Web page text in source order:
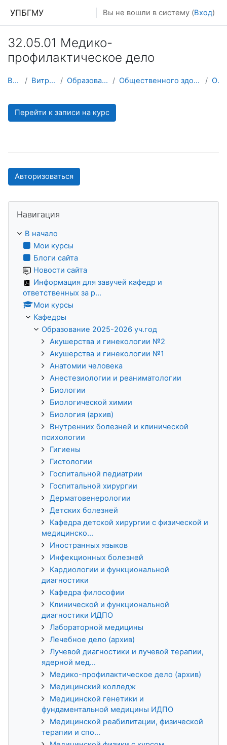
УПБГМУ Вы не вошли в систему (Вход)
32.05.01 Медико-
профилактическое дело
В начало Витрина курсов 3KL Образование 2025-2026 уч.год Общественного здоровья и организации здравоохранения О курсе
Перейти к записи на курс
Авторизоваться
Навигация
В начало
Мои курсы
Блоги сайта
Новости сайта
Информация для завучей кафедр и
ответственных за р...
Мои курсы
Кафедры
Образование 2025-2026 уч.год
Акушерства и гинекологии №2
Акушерства и гинекологии №1
Анатомии человека
Анестезиологии и реаниматологии
Биологии
Биологической химии
Биология (архив)
Внутренних болезней и клинической
психологии
Гигиены
Гистологии
Госпитальной педиатрии
Госпитальной хирургии
Дерматовенерологии
Детских болезней
Кафедра детской хирургии с физической и
медицинско...
Иностранных языков
Инфекционных болезней
Кардиологии и функциональной
диагностики
Кафедра философии
Клинической и функциональной
диагностики ИДПО
Лабораторной медицины
Лечебное дело (архив)
Лучевой диагностики и лучевой терапии,
ядерной мед...
Медико-профилактическое дело (архив)
Медицинский колледж
Медицинской генетики и
фундаментальной медицины ИДПО
Медицинской реабилитации, физической
терапии и спо...